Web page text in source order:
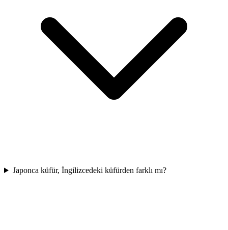
Japonca küfür, İngilizcedeki küfürden farklı mı?